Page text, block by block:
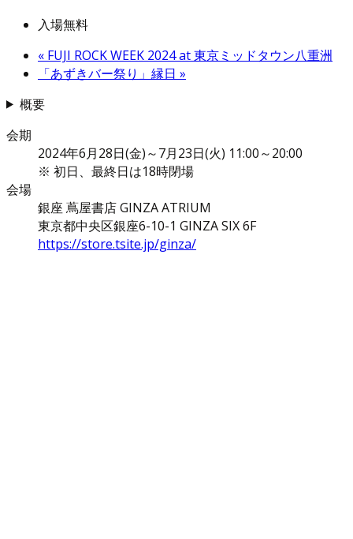
入場無料
« FUJI ROCK WEEK 2024 at 東京ミッドタウン八重洲
「あずきバー祭り」縁日 »
概要
会期
2024年6月28日(金)～7月23日(火) 11:00～20:00
※ 初日、最終日は18時閉場
会場
銀座 蔦屋書店 GINZA ATRIUM
東京都中央区銀座6-10-1 GINZA SIX 6F
https://store.tsite.jp/ginza/